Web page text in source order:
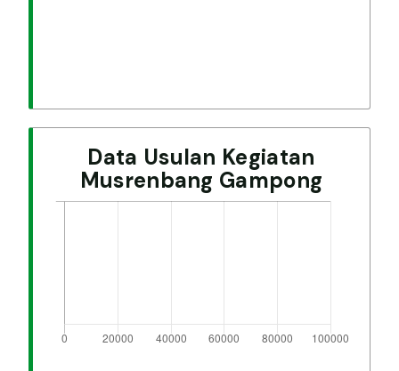
Data Usulan Kegiatan
Musrenbang Gampong